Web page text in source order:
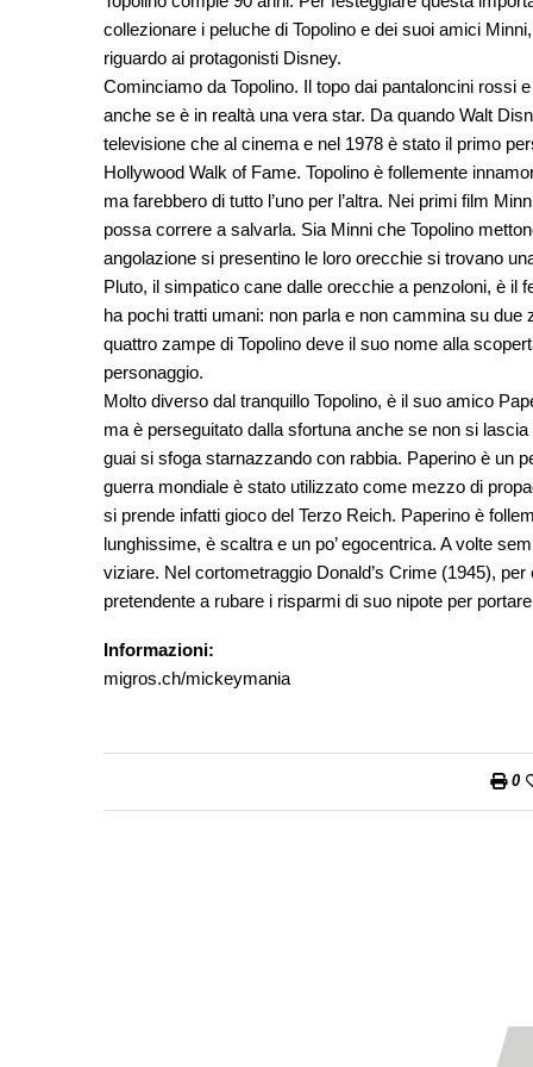
collezionare i peluche di Topolino e dei suoi amici
riguardo ai protagonisti Disney.
Cominciamo da Topolino. Il topo dai pantaloncini rossi
anche se è in realtà una vera star. Da quando Walt
televisione che al cinema e nel 1978 è stato il primo
Hollywood Walk of Fame. Topolino è follemente
ma farebbero di tutto l’uno per l’altra. Nei primi film
possa correre a salvarla. Sia Minni che Topolino
angolazione si presentino le loro orecchie si trovano
Pluto, il simpatico cane dalle orecchie a penzoloni, è il
ha pochi tratti umani: non parla e non cammina su
quattro zampe di Topolino deve il suo nome alla
personaggio.
Molto diverso dal tranquillo Topolino, è il suo amico
ma è perseguitato dalla sfortuna anche se non si
guai si sfoga starnazzando con rabbia. Paperino è un
guerra mondiale è stato utilizzato come mezzo di
si prende infatti gioco del Terzo Reich. Paperino è
lunghissime, è scaltra e un po’ egocentrica. A volte
viziare. Nel cortometraggio Donald’s Crime (1945),
pretendente a rubare i risparmi di suo nipote per
Informazioni:
migros.ch/mickeymania
0